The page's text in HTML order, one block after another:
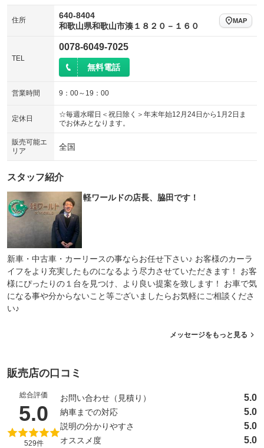
住所
640-8404
和歌山県和歌山市湊１８２０－１６０
MAP
TEL
0078-6049-7025
無料電話
営業時間 9：00～19：00
定休日
☆毎週水曜日＜祝日除く＞年末年始12月24日から1月2日ま
でお休みとなります。
販売可能エ
リア
全国
スタッフ紹介
軽ワールドの店長、脇田です！
新車・中古車・カーリースの事ならお任せ下さい♪ お客様のカーラ
イフをより充実したものになるよう尽力させていただきます！ お客
様にぴったりの１台を見つけ、より良い提案を致します！ お車で気
になる事や分からないこと等ございましたらお気軽にご相談くださ
い♪
メッセージをもっと見る
販売店の口コミ
総合評価
5.0 （5点満点中）
529件
お問い合わせ（見積り） 5.0
納車までの対応 5.0
説明の分かりやすさ 5.0
オススメ度 5.0